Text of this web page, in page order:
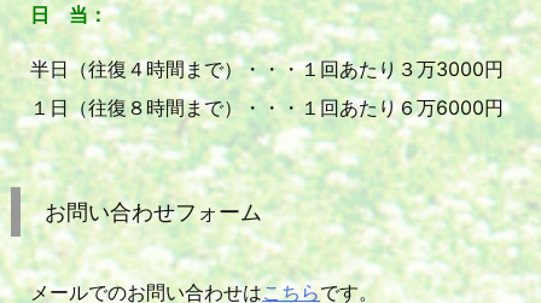
日 当：
半日（往復４時間まで）・・・１回あたり３万3000円
１日（往復８時間まで）・・・１回あたり６万6000円
お問い合わせフォーム
メールでのお問い合わせはこちらです。